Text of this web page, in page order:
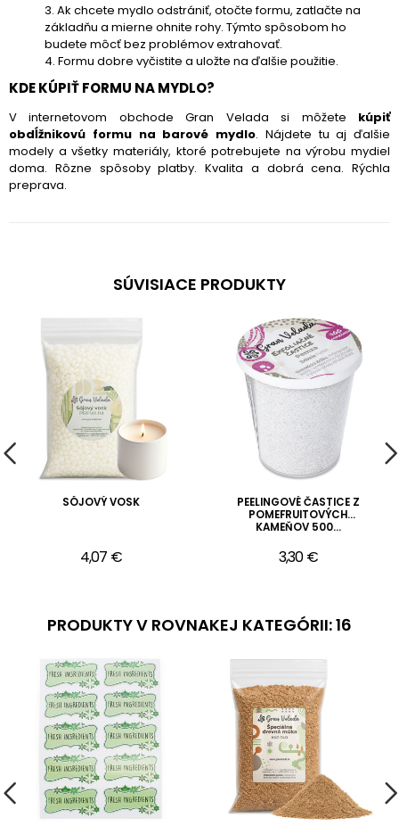
3. Ak chcete mydlo odstrániť, otočte formu, zatlačte na
základňu a mierne ohnite rohy. Týmto spôsobom ho
budete môcť bez problémov extrahovať.
4. Formu dobre vyčistite a uložte na ďalšie použitie.
KDE KÚPIŤ FORMU NA MYDLO?
V internetovom obchode Gran Velada si môžete kúpiť
obdĺžnikovú formu na barové mydlo. Nájdete tu aj ďalšie
modely a všetky materiály, ktoré potrebujete na výrobu mydiel
doma. Rôzne spôsoby platby. Kvalita a dobrá cena. Rýchla
preprava.
SÚVISIACE PRODUKTY
SÓJOVÝ VOSK
4,07 €
PEELINGOVÉ ČASTICE Z
POMEFRUITOVÝCH
KAMEŇOV 500...
3,30 €
PRODUKTY V ROVNAKEJ KATEGÓRII: 16